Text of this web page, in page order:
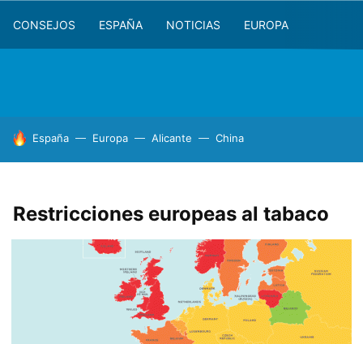
CONSEJOS ESPAÑA NOTICIAS EUROPA
HOY SE HABLA DE
España Europa Alicante China
Restricciones europeas al tabaco